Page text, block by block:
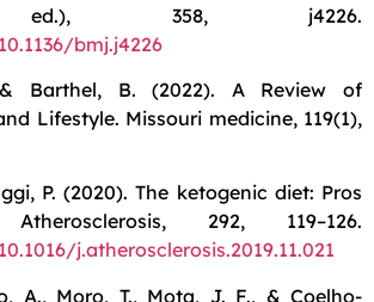
ed.), 358, j4226.
bmj.j4226
Barthel, B. (2022). A Review of
Lifestyle. Missouri medicine, 119(1),
P. (2020). The ketogenic diet: Pros
292, 119–126.
j.atherosclerosis.2019.11.021
A., Moro, T., Mota, J. F., & Coelho-